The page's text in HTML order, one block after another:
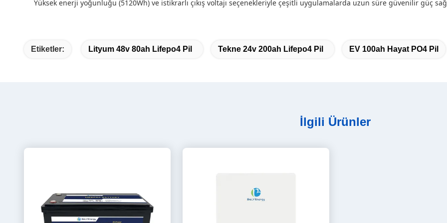
Yüksek enerji yoğunluğu (5120Wh) ve istikrarlı çıkış voltajı seçenekleriyle çeşitli uygulamalarda uzun süre güvenilir güç
Etiketler: Lityum 48v 80ah Lifepo4 Pil Tekne 24v 200ah Lifepo4 Pil EV 100ah Hayat PO4 Pil
İlgili Ürünler